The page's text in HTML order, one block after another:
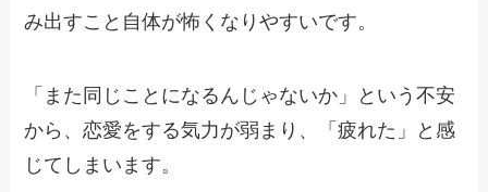
み出すこと自体が怖くなりやすいです。
「また同じことになるんじゃないか」という不安
から、恋愛をする気力が弱まり、「疲れた」と感
じてしまいます。